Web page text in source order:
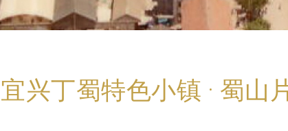
宜兴丁蜀特色小镇 · 蜀山